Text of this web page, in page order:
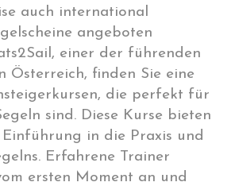
auch international
angeboten
einer der führenden
Österreich, finden Sie eine
die perfekt für
sind. Diese Kurse bieten
in die Praxis und
Erfahrene Trainer
ersten Moment an und